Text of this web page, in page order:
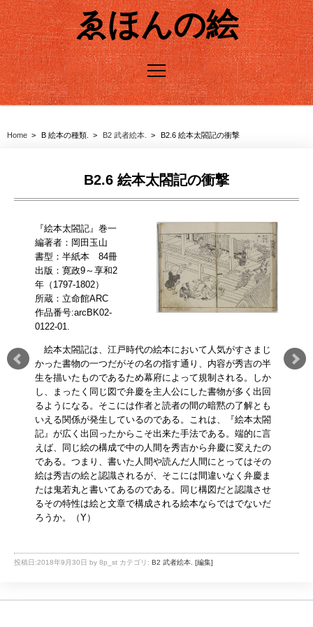
ゑほんの絵
ごあいさつ
A1 絵本というメディア.
A3 ARC所蔵絵本の名品.
B1 絵手本.
B2 武者絵本.
B3 役者絵本.
B4 名所絵本.
B5 風俗絵本.
C 子ども絵本.
D 教育・教養への効用.
E 絵本の表現.
E1 時空間の表現.
E2 フレームいろいろ.
E3 光と動き.
E4 絵本で遊ぶ.
F 製作と出版.
F1 製作と出版.
F2 江戸時代の出版諸々
F3 版本絵本を製作
Home B 絵本の種類. B2 武者絵本. B2.6 絵本太閤記の衝撃
B2.6 絵本太閤記の衝撃
『絵本太閤記』巻一
編著者： 岡田玉山
書型：半紙本 84冊
出版：寛政9～享和2
年（1797-1802）
所蔵：立命館ARC
作品番号:arcBK02-
0122-01.
絵本太閤記は、江戸時代の絵本において人気がすさまじ
かった書物の一つだがその名の指す通り、内容が秀吉の半
生を描いたものであるため幕府によって規制される。しか
し、まったく同じ図で弁慶を主人公にした書物が多く出回
るようになる。そこには作者と読者の間の暗黙の了解とも
いえる関係が発生しているのである。これは、『絵本太閤
記』が広く出回ったからこそ出来た手法である。端的に言
えば、同じ絵の構成で中の人間を秀吉から弁慶に変えたの
である。つまり、書いた人間や読んだ人間にとってはその
絵は秀吉の絵と認識されるが、そこには間違いなく弁慶ま
たは鬼若丸と書いてあるのである。同じ構図だと認識させ
るその特性は絵と文章で構成される絵本ならではでないだ
ろうか。（Y）
投稿日:2018年9月30日 by 8p_st カテゴリ: B2 武者絵本. [編集]